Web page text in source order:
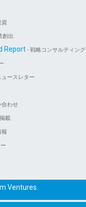
資
創出
Report - 戦略コンサルティング
ースレター
合わせ
載
報
Ventures.